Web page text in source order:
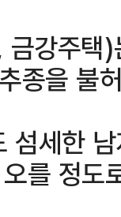
강주택)
종을 불
섬세한
를 정도